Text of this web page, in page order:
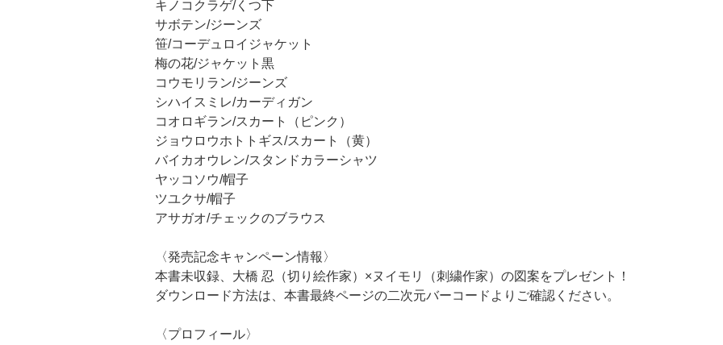
キノコクラゲ/くつ下
サボテン/ジーンズ
笹/コーデュロイジャケット
梅の花/ジャケット黒
コウモリラン/ジーンズ
シハイスミレ/カーディガン
コオロギラン/スカート（ピンク）
ジョウロウホトトギス/スカート（黄）
バイカオウレン/スタンドカラーシャツ
ヤッコソウ/帽子
ツユクサ/帽子
アサガオ/チェックのブラウス
〈発売記念キャンペーン情報〉
本書未収録、大橋 忍（切り絵作家）×ヌイモリ（刺繍作家）の図案をプレゼント！
ダウンロード方法は、本書最終ページの二次元バーコードよりご確認ください。
〈プロフィール〉